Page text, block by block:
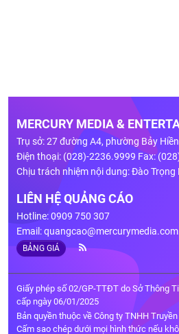
MERCURY MEDIA &
Trụ sở: 27 đường A4, phường Bảy
Điện thoại: (028)-2236.9999 Fax:
Chịu trách nhiệm nội dung: Đào Trọng
LIÊN HỆ QUẢNG CÁO
Hotline: 0909 750 307
Email:
BẢNG GIÁ
Giấy phép số 02/GP-TTĐT do Sở Thông
cấp ngày 06/01/2025
Bản quyền thuộc về Công ty TNHH
Cấm sao chép dưới mọi hình thức nếu